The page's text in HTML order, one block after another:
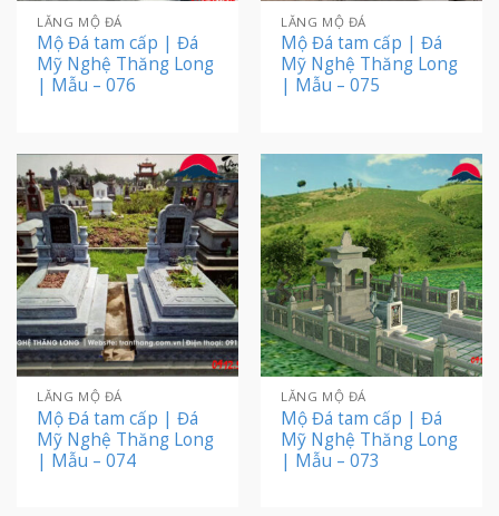
LĂNG MỘ ĐÁ
Mộ Đá tam cấp | Đá
Mỹ Nghệ Thăng Long
| Mẫu – 076
LĂNG MỘ ĐÁ
Mộ Đá tam cấp | Đá
Mỹ Nghệ Thăng Long
| Mẫu – 075
LĂNG MỘ ĐÁ
Mộ Đá tam cấp | Đá
Mỹ Nghệ Thăng Long
| Mẫu – 074
LĂNG MỘ ĐÁ
Mộ Đá tam cấp | Đá
Mỹ Nghệ Thăng Long
| Mẫu – 073